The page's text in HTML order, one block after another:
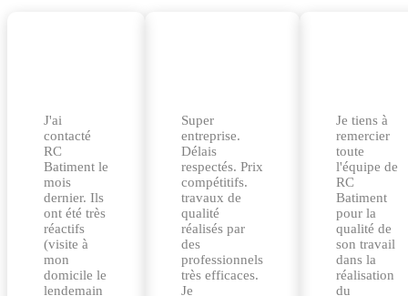
J'ai
contacté
RC
Batiment le
mois
dernier. Ils
ont été très
réactifs
(visite à
mon
domicile le
lendemain
Super
entreprise.
Délais
respectés. Prix
compétitifs.
travaux de
qualité
réalisés par
des
professionnels
très efficaces.
Je
Je tiens à
remercier
toute
l'équipe de
RC
Batiment
pour la
qualité de
son travail
dans la
réalisation
du